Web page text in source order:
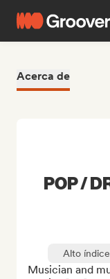
Acerca de
POP /
Alto
Musician and